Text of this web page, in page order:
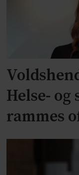
Helse-
rammes